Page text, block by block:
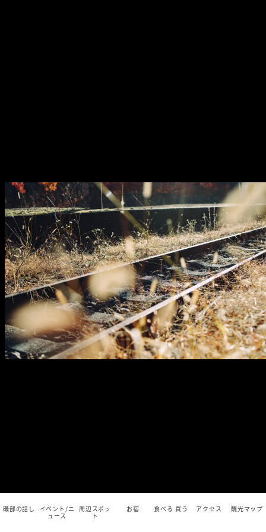
磯部の話し
イベント/ニ
ュース
周辺スポッ
ト
お宿 食べる 買う アクセス 観光マップ